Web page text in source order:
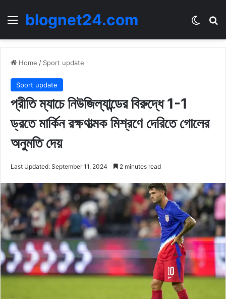
Menublognet24.com
Home / Sport update
Sport update
প্রীতি ম্যাচে নিউজিল্যান্ডের বিরুদ্ধে 1-1
ড্রতে মার্কিন রক্ষণাত্মক মিশ্রণে দেরিতে গোলের
অনুমতি দেয়
Last Updated: September 11, 2024 2 minutes read